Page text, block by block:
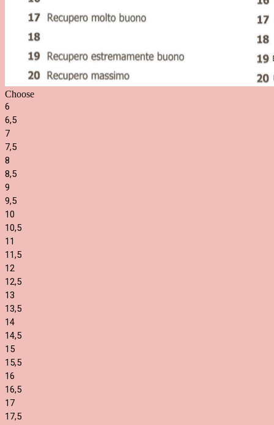
Choose
6
6,5
7
7,5
8
8,5
9
9,5
10
10,5
11
11,5
12
12,5
13
13,5
14
14,5
15
15,5
16
16,5
17
17,5